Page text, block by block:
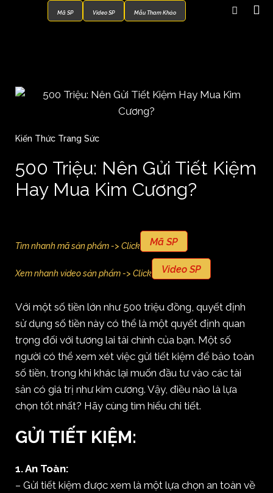
Mã SP Video SP Mẫu Tham Khảo
Kiến Thức Trang Sức
500 Triệu: Nên Gửi Tiết Kiệm
Hay Mua Kim Cương?
Tìm nhanh mã sản phẩm -> Click Mã SP
Xem nhanh video sản phẩm -> Click Video SP
Với một số tiền lớn như 500 triệu đồng, quyết định
sử dụng số tiền này có thể là một quyết định quan
trọng đối với tương lai tài chính của bạn. Một số
người có thể xem xét việc gửi tiết kiệm để bảo toàn
số tiền, trong khi khác lại muốn đầu tư vào các tài
sản có giá trị như kim cương. Vậy, điều nào là lựa
chọn tốt nhất? Hãy cùng tìm hiểu chi tiết.
GỬI TIẾT KIỆM:
1. An Toàn:
– Gửi tiết kiệm được xem là một lựa chọn an toàn về